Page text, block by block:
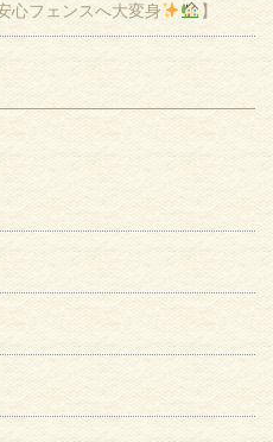
心フェンスへ大変身 】